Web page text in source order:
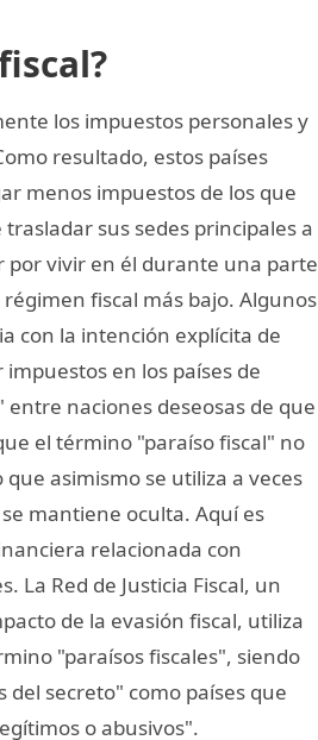
los impuestos personales y
resultado, estos países
menos impuestos de los que
sus sedes principales a
por vivir en él durante una parte
fiscal más bajo. Algunos
con la intención explícita de
en los países de
naciones deseosas de que
el término "paraíso fiscal" no
asimismo se utiliza a veces
mantiene oculta. Aquí es
relacionada con
La Red de Justicia Fiscal, un
de la evasión fiscal, utiliza
"paraísos fiscales", siendo
secreto" como países que
o abusivos".